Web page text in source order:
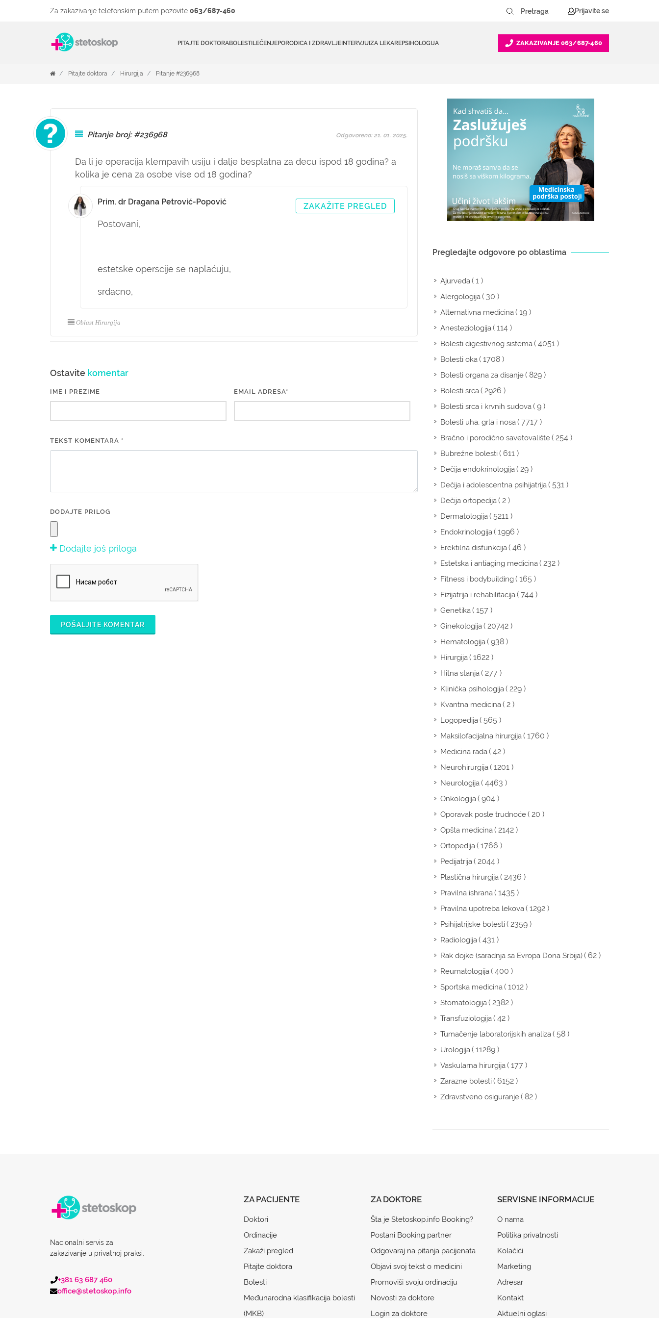
Za zakazivanje telefonskim putem pozovite 063/687-460 Prijavite se
PITAJTE DOKTORABOLESTILEČENJEPORODICA I ZDRAVLJEINTERVJUIZA LEKAREPSIHOLOGIJA ZAKAZIVANJE 063/687-460
Pitajte doktora Hirurgija Pitanje #236968
Pitanje broj: #236968
Da li je operacija klempavih usiju i dalje besplatna za decu ispod 18 godina? a
kolika je cena za osobe vise od 18 godina?
Odgovoreno: 21. 01. 2025.
Prim. dr Dragana Petrović-Popović ZAKAŽITE PREGLED
Postovani,
estetske operscije se naplaćuju,
srdacno,
Oblast Hirurgija
Ostavite komentar
IME I PREZIME EMAIL ADRESA*
TEKST KOMENTARA *
DODAJTE PRILOG
Dodajte još priloga
POŠALJITE KOMENTAR
Pregledajte odgovore po oblastima
Ajurveda( 1 )
Alergologija( 30 )
Alternativna medicina( 19 )
Anesteziologija( 114 )
Bolesti digestivnog sistema( 4051 )
Bolesti oka( 1708 )
Bolesti organa za disanje( 829 )
Bolesti srca( 2926 )
Bolesti srca i krvnih sudova( 9 )
Bolesti uha, grla i nosa( 7717 )
Bračno i porodično savetovalište( 254 )
Bubrežne bolesti( 611 )
Dečija endokrinologija( 29 )
Dečija i adolescentna psihijatrija( 531 )
Dečija ortopedija( 2 )
Dermatologija( 5211 )
Endokrinologija( 1996 )
Erektilna disfunkcija( 46 )
Estetska i antiaging medicina( 232 )
Fitness i bodybuilding( 165 )
Fizijatrija i rehabilitacija( 744 )
Genetika( 157 )
Ginekologija( 20742 )
Hematologija( 938 )
Hirurgija( 1622 )
Hitna stanja( 277 )
Klinička psihologija( 229 )
Kvantna medicina( 2 )
Logopedija( 565 )
Maksilofacijalna hirurgija( 1760 )
Medicina rada( 42 )
Neurohirurgija( 1201 )
Neurologija( 4463 )
Onkologija( 904 )
Oporavak posle trudnoće( 20 )
Opšta medicina( 2142 )
Ortopedija( 1766 )
Pedijatrija( 2044 )
Plastična hirurgija( 2436 )
Pravilna ishrana( 1435 )
Pravilna upotreba lekova( 1292 )
Psihijatrijske bolesti( 2359 )
Radiologija( 431 )
Rak dojke (saradnja sa Evropa Dona Srbija)( 62 )
Reumatologija( 400 )
Sportska medicina( 1012 )
Stomatologija( 2382 )
Transfuziologija( 42 )
Tumačenje laboratorijskih analiza( 58 )
Urologija( 11289 )
Vaskularna hirurgija( 177 )
Zarazne bolesti( 6152 )
Zdravstveno osiguranje( 82 )
Nacionalni servis za
zakazivanje u privatnoj praksi.
+381 63 687 460
office@stetoskop.info
ZA PACIJENTE
Doktori
Ordinacije
Zakaži pregled
Pitajte doktora
Bolesti
Međunarodna klasifikacija bolesti
(MKB)
ZA DOKTORE
Šta je Stetoskop.info Booking?
Postani Booking partner
Odgovaraj na pitanja pacijenata
Objavi svoj tekst o medicini
Promoviši svoju ordinaciju
Novosti za doktore
Login za doktore
SERVISNE INFORMACIJE
O nama
Politika privatnosti
Kolačići
Marketing
Adresar
Kontakt
Aktuelni oglasi